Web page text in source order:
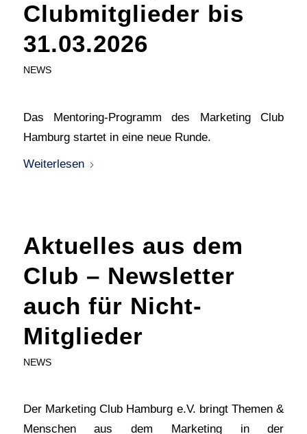
Clubmitglieder bis
31.03.2026
NEWS
Das Mentoring-Programm des Marketing Club
Hamburg startet in eine neue Runde.
Weiterlesen
Aktuelles aus dem
Club – Newsletter
auch für Nicht-
Mitglieder
NEWS
Der Marketing Club Hamburg e.V. bringt Themen &
Menschen aus dem Marketing in der